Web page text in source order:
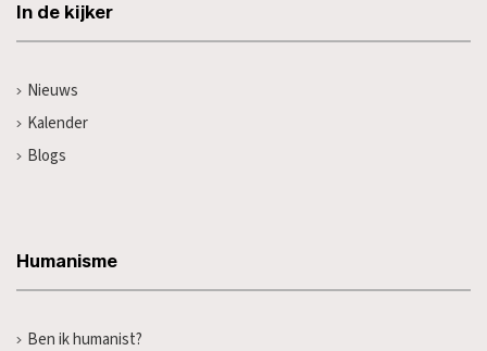
In de kijker
Nieuws
Kalender
Blogs
Humanisme
Ben ik humanist?